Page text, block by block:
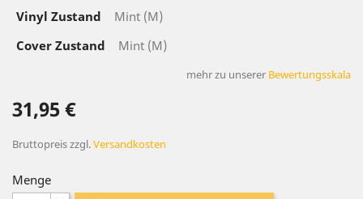
Vinyl Zustand
Mint (M)
Cover Zustand
Mint (M)
mehr zu unserer Bewertungsskala
31,95 €
Bruttopreiszzgl.Versandkosten
Menge